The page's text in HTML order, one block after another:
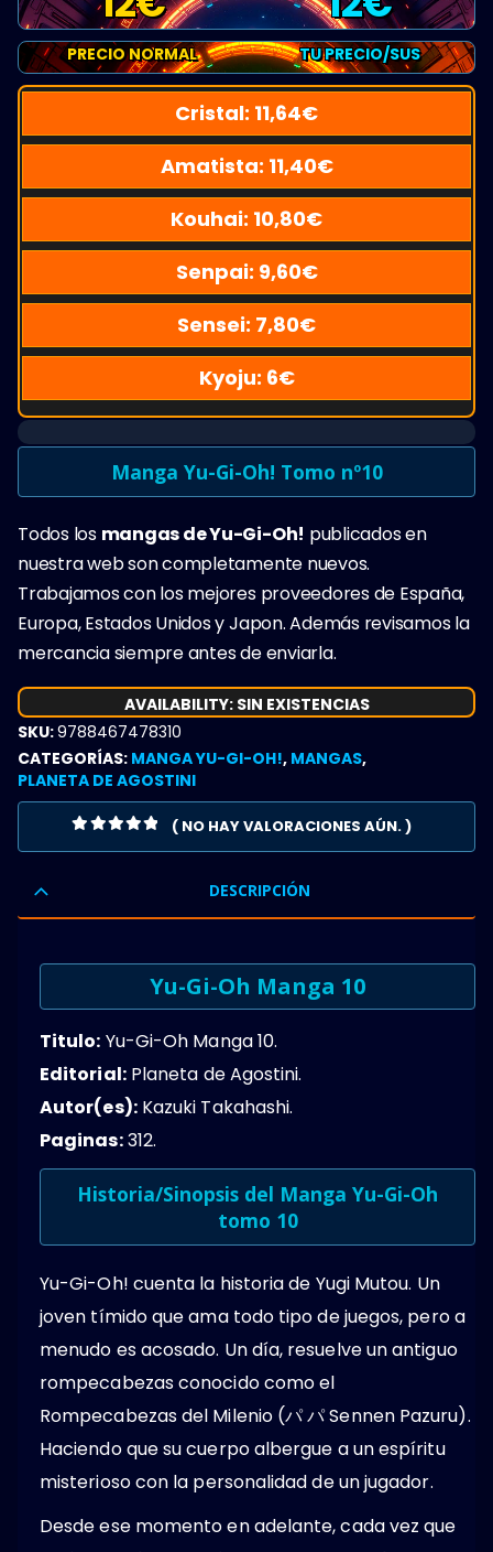
PRECIO NORMAL TU PRECIO/SUS
Cristal: 11,64€
Amatista: 11,40€
Kouhai: 10,80€
Senpai: 9,60€
Sensei: 7,80€
Kyoju: 6€
Manga Yu-Gi-Oh! Tomo nº10
Todos los mangas de Yu-Gi-Oh! publicados en
nuestra web son completamente nuevos.
Trabajamos con los mejores proveedores de España,
Europa, Estados Unidos y Japon. Además revisamos la
mercancia siempre antes de enviarla.
AVAILABILITY: SIN EXISTENCIAS
SKU:9788467478310
CATEGORÍAS: MANGA YU-GI-OH!, MANGAS,
PLANETA DE AGOSTINI
( NO HAY VALORACIONES AÚN. )
DESCRIPCIÓN
Yu-Gi-Oh Manga 10
Titulo: Yu-Gi-Oh Manga 10.
Editorial:Planeta de Agostini.
Autor(es):Kazuki Takahashi.
Paginas:312.
Historia/Sinopsis del Manga Yu-Gi-Oh
tomo 10
Yu-Gi-Oh! cuenta la historia de Yugi Mutou. Un
joven tímido que ama todo tipo de juegos, pero a
menudo es acosado. Un día, resuelve un antiguo
rompecabezas conocido como el
Rompecabezas del Milenio (パ パ Sennen Pazuru).
Haciendo que su cuerpo albergue a un espíritu
misterioso con la personalidad de un jugador.
Desde ese momento en adelante, cada vez que